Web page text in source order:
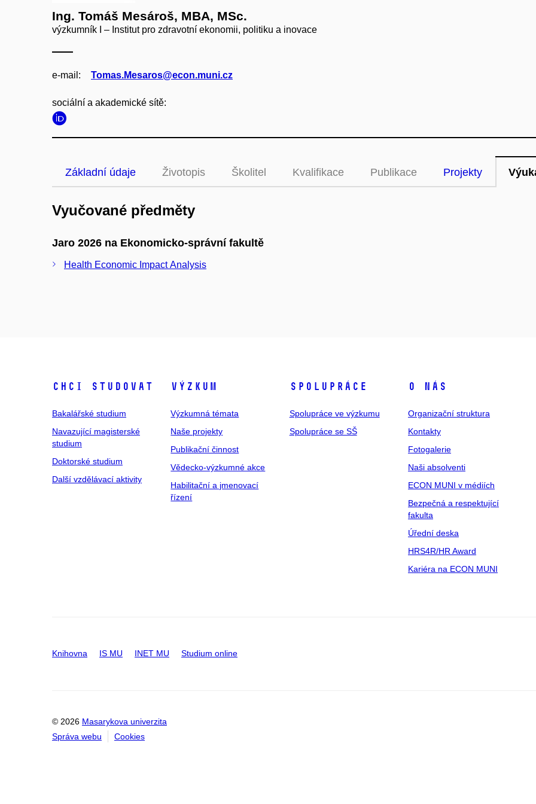
Ing. Tomáš Mesároš, MBA, MSc.
výzkumník I – Institut pro zdravotní ekonomii, politiku a inovace
e‑mail: Tomas.Mesaros@econ.muni.cz
sociální a akademické sítě:
Základní údaje Životopis Školitel Kvalifikace Publikace Projekty
Vyučované předměty
Jaro 2026 na Ekonomicko-správní fakultě
Health Economic Impact Analysis
Chci studovat
Bakalářské studium
Navazující magisterské
studium
Doktorské studium
Další vzdělávací aktivity
Výzkum
Výzkumná témata
Naše projekty
Publikační činnost
Vědecko-výzkumné akce
Habilitační a jmenovací
řízení
Spolupráce
Spolupráce ve výzkumu
Spolupráce se SŠ
O nás
Organizační struktura
Kontakty
Fotogalerie
Naši absolventi
ECON MUNI v médiích
Bezpečná a respektující
fakulta
Úřední deska
HRS4R/HR Award
Kariéra na ECON MUNI
Knihovna IS MU INET MU Studium online
© 2026 Masarykova univerzita
Správa webu
Cookies